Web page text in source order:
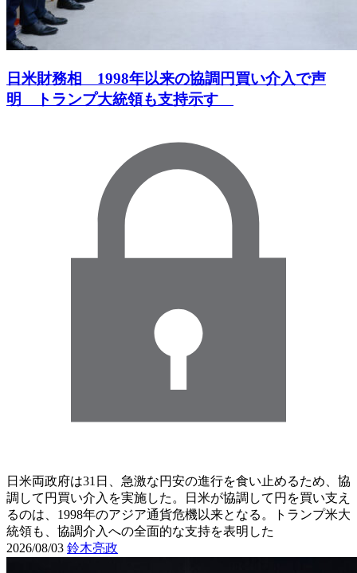
日米財務相 1998年以来の協調円買い介入で声
明 トランプ大統領も支持示す
日米両政府は31日、急激な円安の進行を食い止めるため、協
調して円買い介入を実施した。日米が協調して円を買い支え
るのは、1998年のアジア通貨危機以来となる。トランプ米大
統領も、協調介入への全面的な支持を表明した
2026/08/03 鈴木亮政